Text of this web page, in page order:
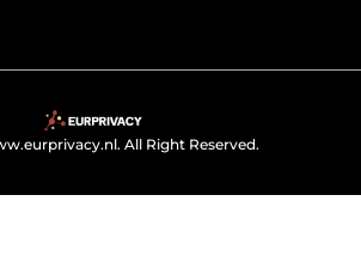
All Right Reserved.